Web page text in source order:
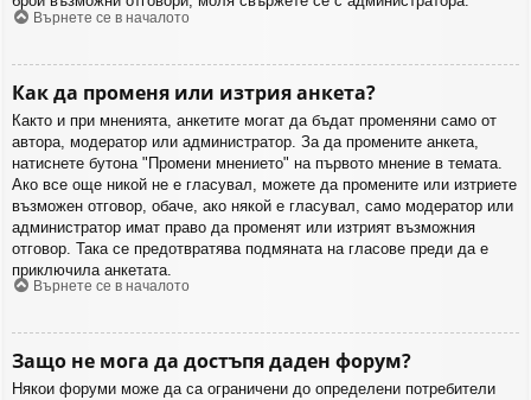
Върнете се в началото
Как да променя или изтрия анкета?
Както и при мненията, анкетите могат да бъдат променяни само от
автора, модератор или администратор. За да промените анкета,
натиснете бутона "Промени мнението" на първото мнение в темата.
Ако все още никой не е гласувал, можете да промените или изтриете
възможен отговор, обаче, ако някой е гласувал, само модератор или
администратор имат право да променят или изтрият възможния
отговор. Така се предотвратява подмяната на гласове преди да е
приключила анкетата.
Върнете се в началото
Защо не мога да достъпя даден форум?
Някои форуми може да са ограничени до определени потребители